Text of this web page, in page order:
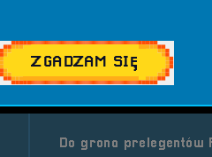
Prelegent -
Do grona prelegentów
ZGADZAM SIĘ